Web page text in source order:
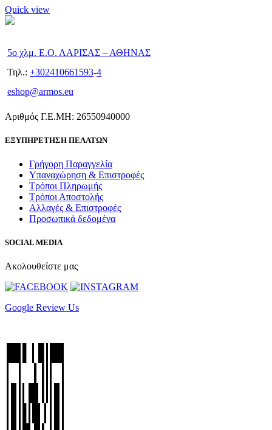
Quick view
5ο χλμ. Ε.Ο. ΛΑΡΙΣΑΣ – ΑΘΗΝΑΣ
Τηλ.: +302410661593-4
eshop@armos.eu
Αριθμός Γ.Ε.ΜΗ: 26550940000
ΕΞΥΠΗΡΕΤΗΣΗ ΠΕΛΑΤΩΝ
Γρήγορη Παραγγελία
Υπαναχώρηση & Επιστροφές
Τρόποι Πληρωμής
Τρόποι Αποστολής
Αλλαγές & Επιστροφές
Προσωπικά δεδομένα
SOCIAL MEDIA
Ακολουθείστε μας
Google Review Us